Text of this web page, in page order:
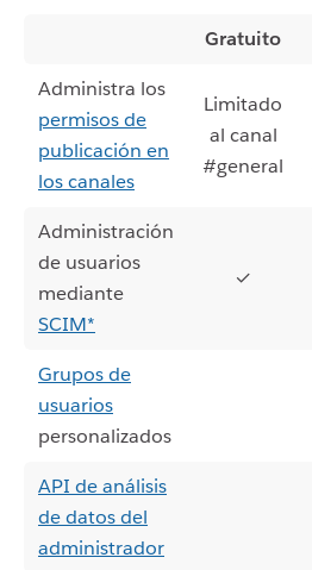
Gratuito
Administra los
permisos de
publicación en
los canales
Limitado
al canal
#general
Administración
de usuarios
mediante
SCIM*
✓
Grupos de
usuarios
personalizados
API de análisis
de datos del
administrador